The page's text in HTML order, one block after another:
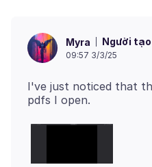
Myra Người
09:57 3/3/25
I've just noticed that